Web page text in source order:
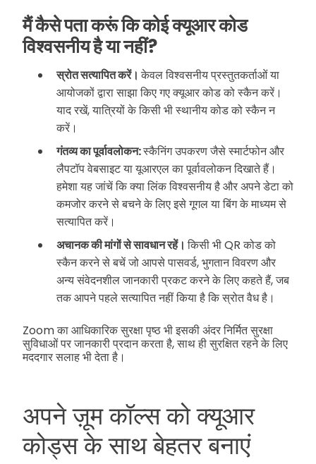
मैं कैसे पता करूं कि कोई क्यूआर कोड
विश्वसनीय है या नहीं?
स्रोत सत्यापित करें।केवल विश्वसनीय प्रस्तुतकर्ताओं या
आयोजकों द्वारा साझा किए गए क्यूआर कोड को स्कैन करें।
याद रखें, यात्रियों के किसी भी स्थानीय कोड को स्कैन न
करें।
गंतव्य का पूर्वावलोकन:स्कैनिंग उपकरण जैसे स्मार्टफोन और
लैपटॉप वेबसाइट या यूआरएल का पूर्वावलोकन दिखाते हैं।
हमेशा यह जांचें कि क्या लिंक विश्वसनीय है और अपने डेटा को
कमजोर करने से बचने के लिए इसे गूगल या बिंग के माध्यम से
सत्यापित करें।
अचानक की मांगों से सावधान रहें।किसी भी QR कोड को
स्कैन करने से बचें जो आपसे पासवर्ड, भुगतान विवरण और
अन्य संवेदनशील जानकारी प्रकट करने के लिए कहते हैं, जब
तक आपने पहले सत्यापित नहीं किया है कि स्रोत वैध है।
Zoom का आधिकारिक सुरक्षा पृष्ठ भी इसकी अंदर निर्मित सुरक्षा
सुविधाओं पर जानकारी प्रदान करता है, साथ ही सुरक्षित रहने के लिए
मददगार सलाह भी देता है।
अपने ज़ूम कॉल्स को क्यूआर
कोड्स के साथ बेहतर बनाएं